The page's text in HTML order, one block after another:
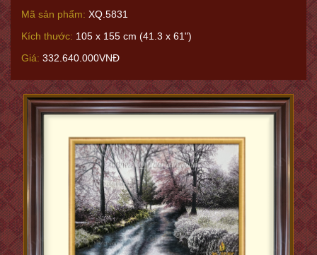
Mã sản phẩm: XQ.5831
Kích thước: 105 x 155 cm (41.3 x 61")
Giá: 332.640.000VNĐ